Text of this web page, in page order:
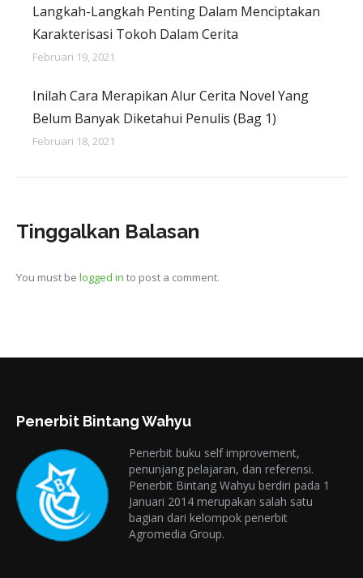
Langkah-Langkah Penting Dalam Menciptakan
Karakterisasi Tokoh Dalam Cerita
Februari 19, 2021
Inilah Cara Merapikan Alur Cerita Novel Yang
Belum Banyak Diketahui Penulis (Bag 1)
Februari 18, 2021
Tinggalkan Balasan
You must be logged in to post a comment.
Penerbit Bintang Wahyu
Penerbit buku self improvement,
penunjang pelajaran, dan referensi.
Penerbit Bintang Wahyu berdiri pada 1
Januari 2014 merupakan salah satu
bagian dari kelompok penerbit
Agromedia Group.